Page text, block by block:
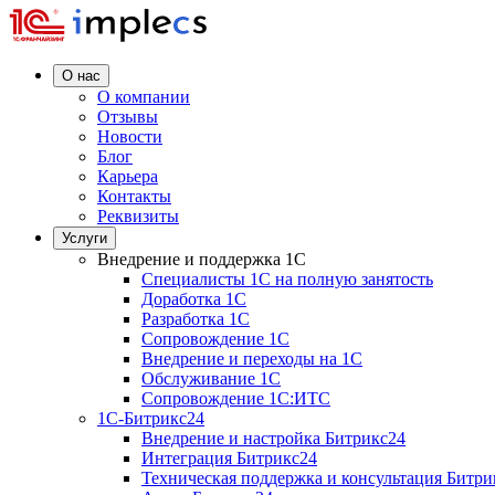
О нас
О компании
Отзывы
Новости
Блог
Карьера
Контакты
Реквизиты
Услуги
Внедрение и поддержка 1C
Специалисты 1C на полную занятость
Доработка 1C
Разработка 1C
Сопровождение 1C
Внедрение и переходы на 1C
Обслуживание 1C
Сопровождение 1C:ИТС
1С-Битрикс24
Внедрение и настройка Битрикс24
Интеграция Битрикс24
Техническая поддержка и консультация